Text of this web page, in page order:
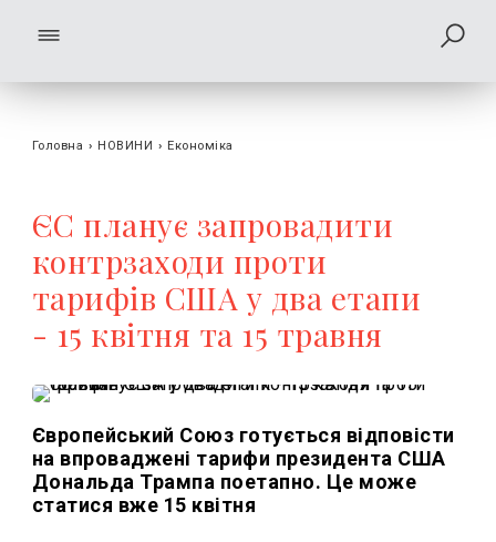
Головна › НОВИНИ › Економіка
ЄС планує запровадити
контрзаходи проти
тарифів США у два етапи
- 15 квітня та 15 травня
Європейський Союз готується відповісти
на впроваджені тарифи президента США
Дональда Трампа поетапно. Це може
статися вже 15 квітня